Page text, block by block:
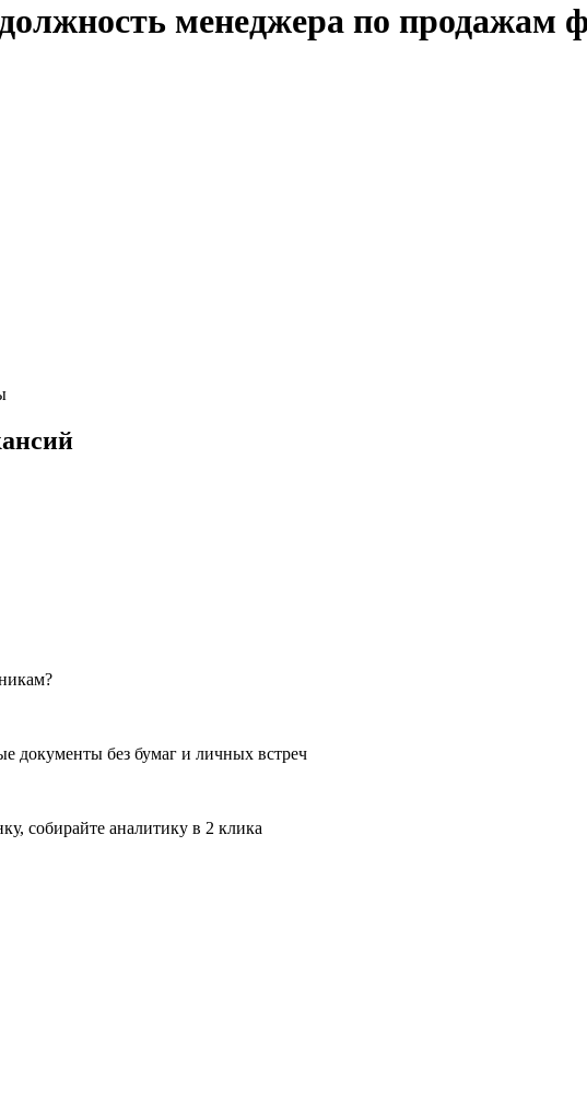
менеджера по
документы без бумаг и личных встреч
собирайте аналитику в 2 клика